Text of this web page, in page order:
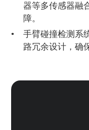
器等多传感器融
障。
手臂碰撞检测系
路冗余设计，确